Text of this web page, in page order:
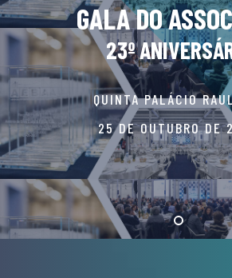
GALA DO
23º
QUINTA PALÁCIO
25 DE OUTUBRO DE